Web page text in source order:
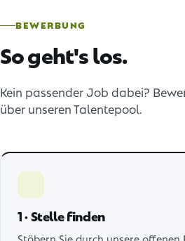
BEWERBUNG
So geht's los.
Kein passender Job dabei?
über unseren Talentepool.
1 · Stelle finden